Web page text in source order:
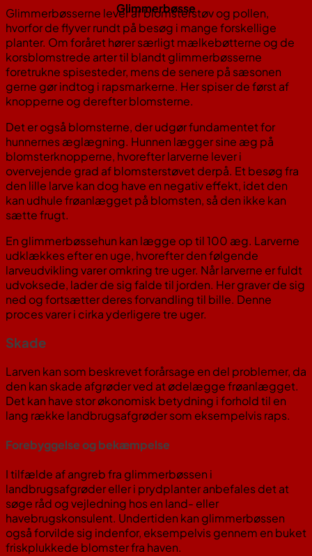
Glimmerbøsse
Glimmerbøsserne lever af blomsterstøv og pollen,
hvorfor de flyver rundt på besøg i mange forskellige
planter. Om foråret hører særligt mælkebøtterne og de
korsblomstrede arter til blandt glimmerbøsserne
foretrukne spisesteder, mens de senere på sæsonen
gerne gør indtog i rapsmarkerne. Her spiser de først af
knopperne og derefter blomsterne.
Det er også blomsterne, der udgør fundamentet for
hunnernes æglægning. Hunnen lægger sine æg på
blomsterknopperne, hvorefter larverne lever i
overvejende grad af blomsterstøvet derpå. Et besøg fra
den lille larve kan dog have en negativ effekt, idet den
kan udhule frøanlægget på blomsten, så den ikke kan
sætte frugt.
En glimmerbøssehun kan lægge op til 100 æg. Larverne
udklækkes efter en uge, hvorefter den følgende
larveudvikling varer omkring tre uger. Når larverne er fuldt
udvoksede, lader de sig falde til jorden. Her graver de sig
ned og fortsætter deres forvandling til bille. Denne
proces varer i cirka yderligere tre uger.
Skade
Larven kan som beskrevet forårsage en del problemer, da
den kan skade afgrøder ved at ødelægge frøanlægget.
Det kan have stor økonomisk betydning i forhold til en
lang række landbrugsafgrøder som eksempelvis raps.
Forebyggelse og bekæmpelse
I tilfælde af angreb fra glimmerbøssen i
landbrugsafgrøder eller i prydplanter anbefales det at
søge råd og vejledning hos en land- eller
havebrugskonsulent. Undertiden kan glimmerbøssen
også forvilde sig indenfor, eksempelvis gennem en buket
friskplukkede blomster fra haven.